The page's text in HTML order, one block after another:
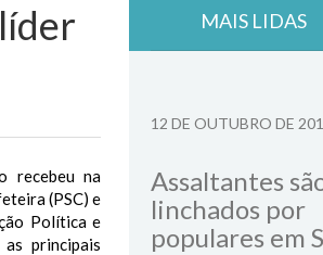
recebeu na
(PSC) e
Política e
principais
MAIS LIDAS
12 DE OUTUBRO DE
Assaltantes
linchados por
populares em